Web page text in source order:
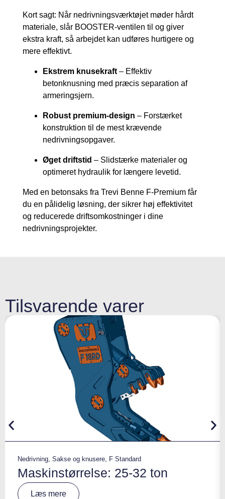
Kort sagt: Når nedrivningsværktøjet møder hårdt
materiale, slår BOOSTER-ventilen til og giver
ekstra kraft, så arbejdet kan udføres hurtigere og
mere effektivt.
Ekstrem knusekraft – Effektiv
betonknusning med præcis separation af
armeringsjern.
Robust premium-design – Forstærket
konstruktion til de mest krævende
nedrivningsopgaver.
Øget driftstid – Slidstærke materialer og
optimeret hydraulik for længere levetid.
Med en betonsaks fra Trevi Benne F-Premium får
du en pålidelig løsning, der sikrer høj effektivitet
og reducerede driftsomkostninger i dine
nedrivningsprojekter.
Tilsvarende varer
Nedrivning, Sakse og knusere, F Standard
Maskinstørrelse: 25-32 ton
Læs mere